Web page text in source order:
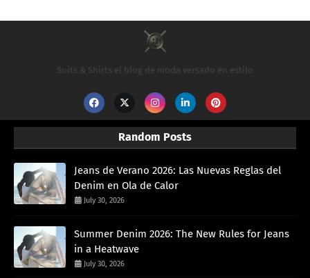
Suits & Shirts el blog de moda versado en estilo
Random Posts
Jeans de Verano 2026: Las Nuevas Reglas del
Denim en Ola de Calor
July 30, 2026
Summer Denim 2026: The New Rules for Jeans
in a Heatwave
July 30, 2026